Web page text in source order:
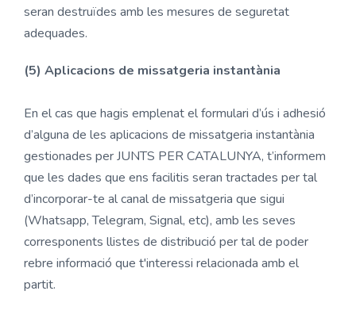
seran destruïdes amb les mesures de seguretat
adequades.
(5) Aplicacions de missatgeria instantània
En el cas que hagis emplenat el formulari d’ús i adhesió
d’alguna de les aplicacions de missatgeria instantània
gestionades per JUNTS PER CATALUNYA, t’informem
que les dades que ens facilitis seran tractades per tal
d’incorporar-te al canal de missatgeria que sigui
(Whatsapp, Telegram, Signal, etc), amb les seves
corresponents llistes de distribució per tal de poder
rebre informació que t'interessi relacionada amb el
partit.